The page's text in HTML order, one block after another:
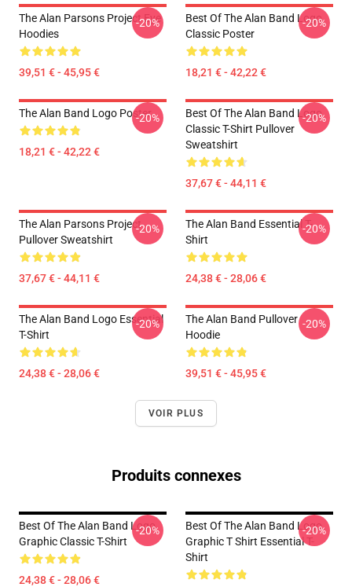
The Alan Parsons Project Eye
Hoodies
39,51 € - 45,95 €
-20%
Best Of The Alan Band Logo
Classic Poster
18,21 € - 42,22 €
-20%
The Alan Band Logo Poster
18,21 € - 42,22 €
-20%
Best Of The Alan Band Logo
Classic T-Shirt Pullover
Sweatshirt
37,67 € - 44,11 €
-20%
The Alan Parsons Project
Pullover Sweatshirt
37,67 € - 44,11 €
-20%
The Alan Band Essential T-
Shirt
24,38 € - 28,06 €
-20%
The Alan Band Logo Essential
T-Shirt
24,38 € - 28,06 €
-20%
The Alan Band Pullover
Hoodie
39,51 € - 45,95 €
-20%
VOIR PLUS
Produits connexes
Best Of The Alan Band Logo
Graphic Classic T-Shirt
24,38 € - 28,06 €
-20%
Best Of The Alan Band Logo
Graphic T Shirt Essential T-
Shirt
-20%